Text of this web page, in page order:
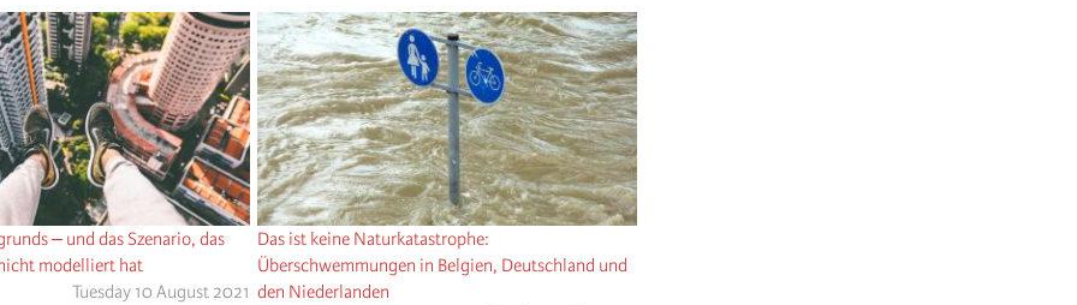
‒ und das Szenario, das
modelliert hat
Tuesday 10 August 2021
Das ist keine Naturkatastrophe:
Überschwemmungen in Belgien, Deutschland und
den Niederlanden